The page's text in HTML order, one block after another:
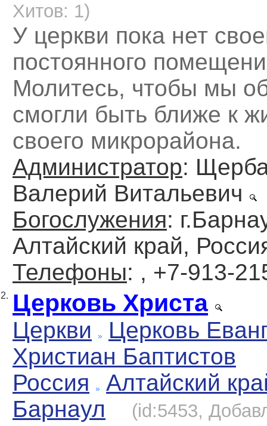
Хитов: 1)
У церкви пока нет
постоянного
Молитесь, чтобы мы
смогли быть ближе к
своего микрорайона.
Администратор:
Валерий Витальевич
Богослужения:
Алтайский край,
Телефоны: , +7-913-
2. Церковь Христа
Церкви
Церковь
Христиан Баптистов
Россия
Алтайский
Барнаул
(id:5453,